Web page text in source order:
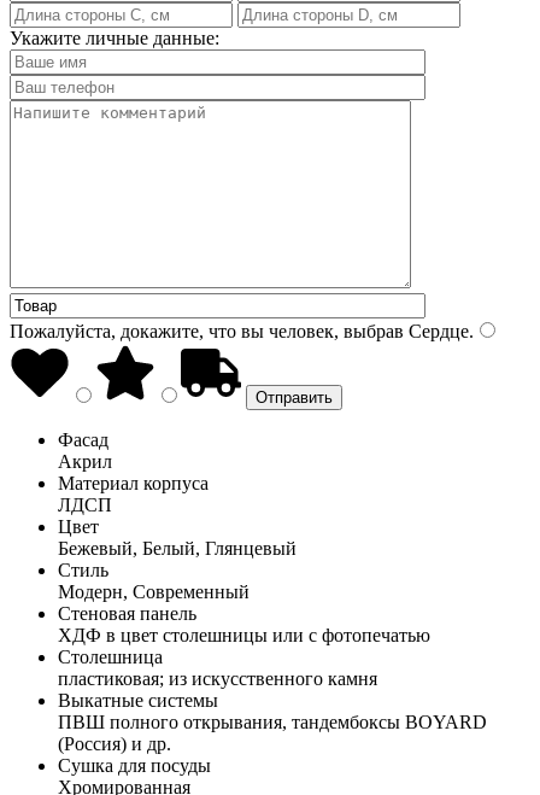
Укажите личные данные:
Пожалуйста, докажите, что вы человек, выбрав Сердце.
Фасад
Акрил
Материал корпуса
ЛДСП
Цвет
Бежевый, Белый, Глянцевый
Стиль
Модерн, Современный
Стеновая панель
ХДФ в цвет столешницы или с фотопечатью
Столешница
пластиковая; из искусственного камня
Выкатные системы
ПВШ полного открывания, тандембоксы BOYARD
(Россия) и др.
Сушка для посуды
Хромированная